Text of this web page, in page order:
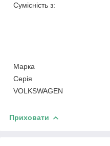
Сумісність з:
Марка
Серія
VOLKSWAGEN
Приховати